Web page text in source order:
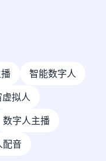
智能数字人
拟人
数字人主播
配音